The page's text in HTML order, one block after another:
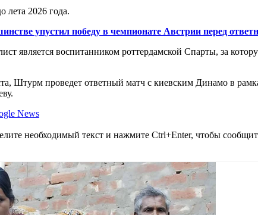
лета 2026 года.
упустил победу в чемпионате Австрии перед
является воспитанником роттердамской Спарты, за
Штурм проведет ответный матч с киевским Динамо в
News
необходимый текст и нажмите Ctrl+Enter, чтобы